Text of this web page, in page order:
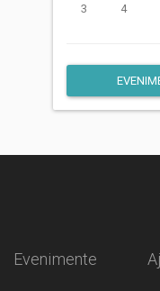
3
4
Evenimente